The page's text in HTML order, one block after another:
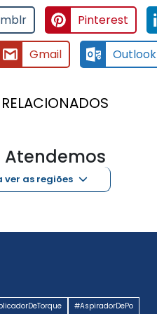
Pinterest
Gmail Outlook
Atendemos
as regiões
#AspiradorDePo